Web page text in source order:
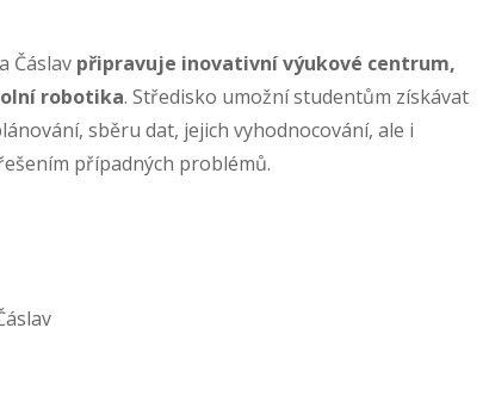
Čáslav připravuje inovativní výukové centrum,
robotika. Středisko umožní studentům získávat
sběru dat, jejich vyhodnocování, ale i
případných problémů.